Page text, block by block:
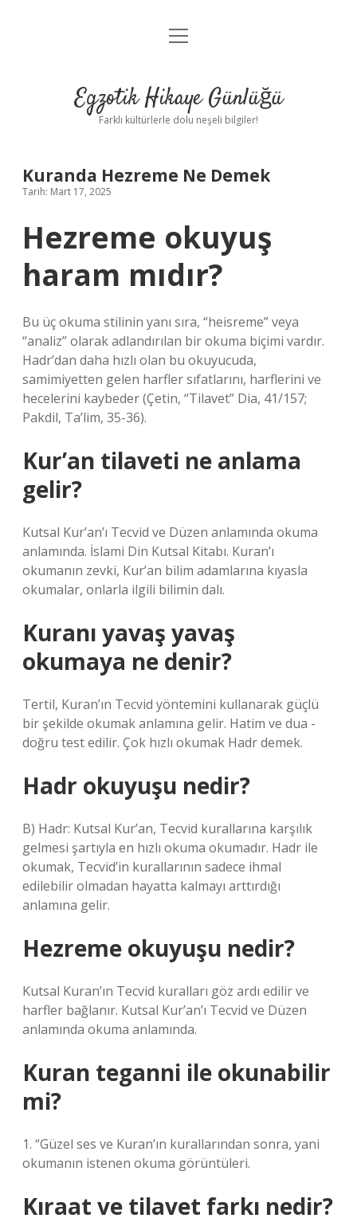
Anasayfa
Yasal Uyarı
menüyü
Egzotik Hikaye Günlüğü
Farklı kültürlerle dolu neşeli bilgiler!
Kuranda Hezreme Ne Demek
Tarih: Mart 17, 2025
Hezreme okuyuş
haram mıdır?
Bu üç okuma stilinin yanı sıra, “heisreme” veya
“analiz” olarak adlandırılan bir okuma biçimi vardır.
Hadr’dan daha hızlı olan bu okuyucuda,
samimiyetten gelen harfler sıfatlarını, harflerini ve
hecelerini kaybeder (Çetin, “Tilavet” Dia, 41/157;
Pakdil, Ta’lim, 35-36).
Kur’an tilaveti ne anlama
gelir?
Kutsal Kur’an’ı Tecvid ve Düzen anlamında okuma
anlamında. İslami Din Kutsal Kitabı. Kuran’ı
okumanın zevki, Kur’an bilim adamlarına kıyasla
okumalar, onlarla ilgili bilimin dalı.
Kuranı yavaş yavaş
okumaya ne denir?
Tertil, Kuran’ın Tecvid yöntemini kullanarak güçlü
bir şekilde okumak anlamına gelir. Hatim ve dua -
doğru test edilir. Çok hızlı okumak Hadr demek.
Hadr okuyuşu nedir?
B) Hadr: Kutsal Kur’an, Tecvid kurallarına karşılık
gelmesi şartıyla en hızlı okuma okumadır. Hadr ile
okumak, Tecvid’in kurallarının sadece ihmal
edilebilir olmadan hayatta kalmayı arttırdığı
anlamına gelir.
Hezreme okuyuşu nedir?
Kutsal Kuran’ın Tecvid kuralları göz ardı edilir ve
harfler bağlanır. Kutsal Kur’an’ı Tecvid ve Düzen
anlamında okuma anlamında.
Kuran teganni ile okunabilir
mi?
1. “Güzel ses ve Kuran’ın kurallarından sonra, yani
okumanın istenen okuma görüntüleri.
Kıraat ve tilavet farkı nedir?